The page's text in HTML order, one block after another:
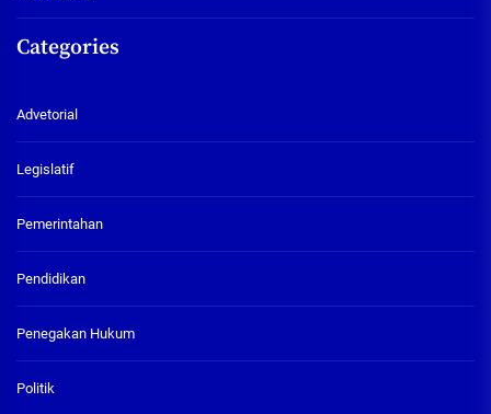
Categories
Advetorial
Legislatif
Pemerintahan
Pendidikan
Penegakan Hukum
Politik